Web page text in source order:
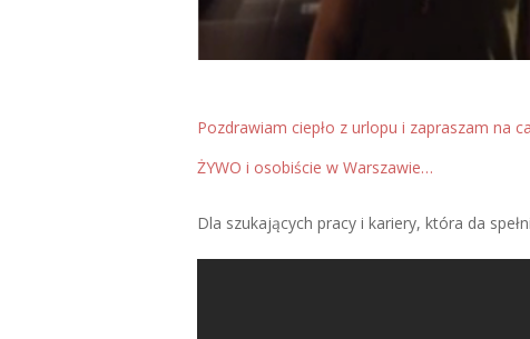
Pozdrawiam ciepło z urlopu i zapraszam na
ŻYWO i osobiście w Warszawie…
Dla szukających pracy i kariery, która da